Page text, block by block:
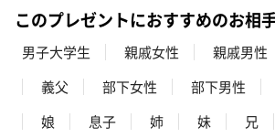
このプレゼントにおすすめのお相
男子大学生 親戚女性 親戚男性
義父
部下女性 部下男性
娘
息子 姉 妹 兄